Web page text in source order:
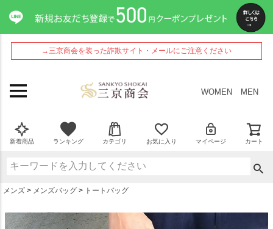
→三京商会を装った詐欺サイト・メールにご注意ください
WOMEN MEN
新着商品 ランキング カテゴリ お気に入り マイページ カート
メンズ メンズバッグ トートバッグ
ペー
ジト
ップ
へ